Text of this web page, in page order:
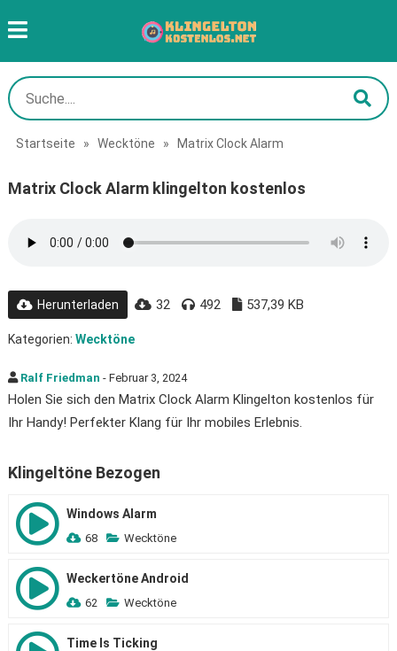
Startseite » Wecktöne » Matrix Clock Alarm
Matrix Clock Alarm klingelton kostenlos
Herunterladen 32 492 537,39 KB
Kategorien: Wecktöne
Ralf Friedman - Februar 3, 2024
Holen Sie sich den Matrix Clock Alarm Klingelton kostenlos für
Ihr Handy! Perfekter Klang für Ihr mobiles Erlebnis.
Klingeltöne Bezogen
Windows Alarm
68 Wecktöne
Weckertöne Android
62 Wecktöne
Time Is Ticking